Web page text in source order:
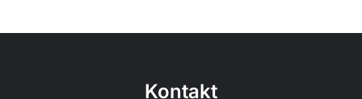
Kontakt